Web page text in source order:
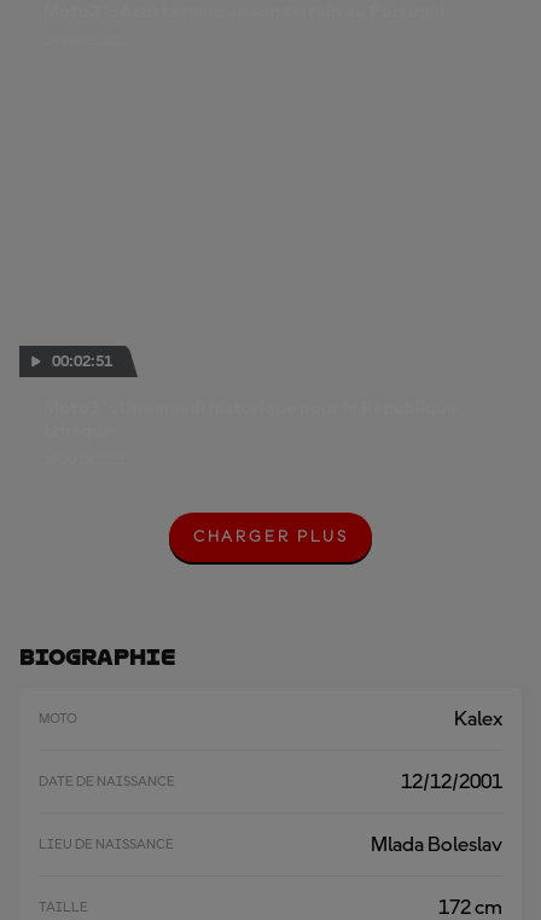
00:02:51
C
H
CHARGER PLUS
Biographie
MOTO Kalex
DATE DE NAISSANCE 12/12/2001
LIEU DE NAISSANCE Mlada Boleslav
TAILLE 172 cm